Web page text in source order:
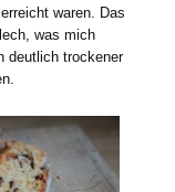
waren. Das
was mich
deutlich trockener